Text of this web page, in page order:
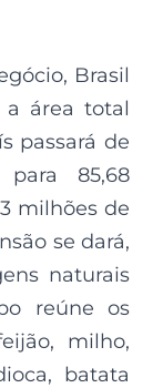
Brasil
a área total
passará de
85,68
milhões de
se dará,
naturais
reúne os
milho,
batata